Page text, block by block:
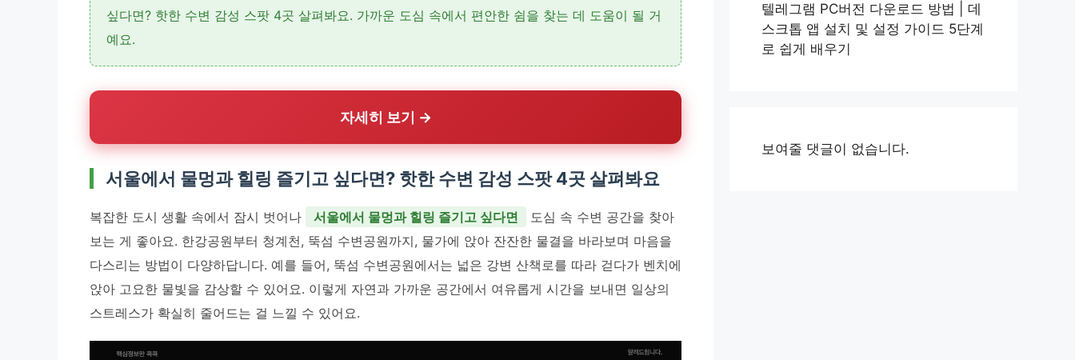
싶다면? 핫한 수변 감성 스팟 4곳 살펴봐요. 가까운 도심 속에서 편안한 쉼을 찾는 데 도움이 될 거
예요.
자세히 보기 →
서울에서 물멍과 힐링 즐기고 싶다면? 핫한 수변 감성 스팟 4곳 살펴봐요
복잡한 도시 생활 속에서 잠시 벗어나 서울에서 물멍과 힐링 즐기고 싶다면
도심 속 수변 공간을 찾아
보는 게 좋아요. 한강공원부터 청계천, 뚝섬 수변공원까지, 물가에 앉아 잔잔한 물결을 바라보며 마음을
다스리는 방법이 다양하답니다. 예를 들어, 뚝섬 수변공원에서는 넓은 강변 산책로를 따라 걷다가 벤치에
앉아 고요한 물빛을 감상할 수 있어요. 이렇게 자연과 가까운 공간에서 여유롭게 시간을 보내면 일상의
스트레스가 확실히 줄어드는 걸 느낄 수 있어요.
텔레그램 PC버전 다운로드 방법 | 데
스크톱 앱 설치 및 설정 가이드 5단계
로 쉽게 배우기
보여줄 댓글이 없습니다.